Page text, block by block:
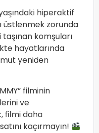
hiperaktif
üstlenmek zorunda
taşınan komşuları
hayatlarında
yeniden
filminin
ve
filmi daha
kaçırmayın!